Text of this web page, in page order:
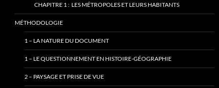
CHAPITRE 1 : LES MÉTROPOLES ET LEURS HABITANTS
MÉTHODOLOGIE
1 – LA NATURE DU DOCUMENT
1 – LE QUESTIONNEMENT EN HISTOIRE-GÉOGRAPHIE
2 – PAYSAGE ET PRISE DE VUE